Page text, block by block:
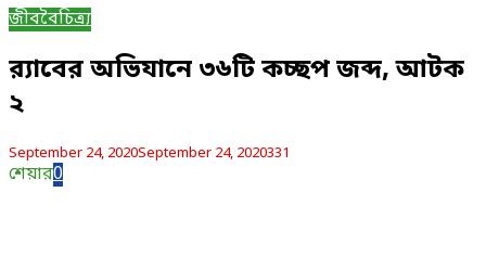
জীববৈচিত্র্য
র‌্যাবের অভিযানে ৩৬টি কচ্ছপ জব্দ, আটক
২
September 24, 2020September 24, 2020331
শেয়ার0